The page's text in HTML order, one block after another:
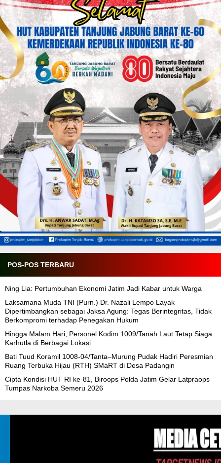
POS-POS TERBARU
Ning Lia: Pertumbuhan Ekonomi Jatim Jadi Kabar untuk Warga
Laksamana Muda TNI (Purn.) Dr. Nazali Lempo Layak
Dipertimbangkan sebagai Jaksa Agung: Tegas Berintegritas, Tidak
Berkompromi terhadap Penegakan Hukum
Hingga Malam Hari, Personel Kodim 1009/Tanah Laut Tetap Siaga
Karhutla di Berbagai Lokasi
Bati Tuud Koramil 1008-04/Tanta–Murung Pudak Hadiri Peresmian
Ruang Terbuka Hijau (RTH) SMaRT di Desa Padangin
Cipta Kondisi HUT RI ke-81, Biroops Polda Jatim Gelar Latpraops
Tumpas Narkoba Semeru 2026